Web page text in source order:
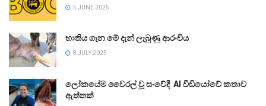
5 JUNE 2025
භාතිය ගැන මේ දැන් ලැබුණු ආරංචිය
8 JULY 2025
ලෝකයේම වෛරල් වූ සංවේදී AI වීඩියෝවේ කතාව
ඇත්තක්